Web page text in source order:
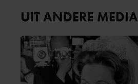
UIT ANDERE MEDIA